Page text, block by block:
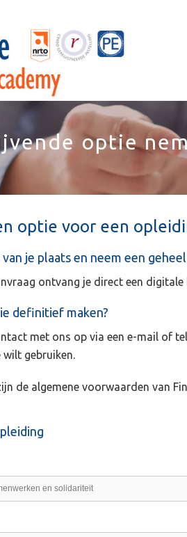
optie
optie voor een
je plaats en neem een
ontvang je direct een digitale
definitief maken?
met ons op via een e-mail of
gebruiken.
de algemene voorwaarden van